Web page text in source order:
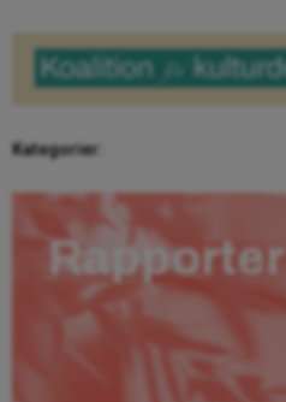
Kategorier:
Rapporter